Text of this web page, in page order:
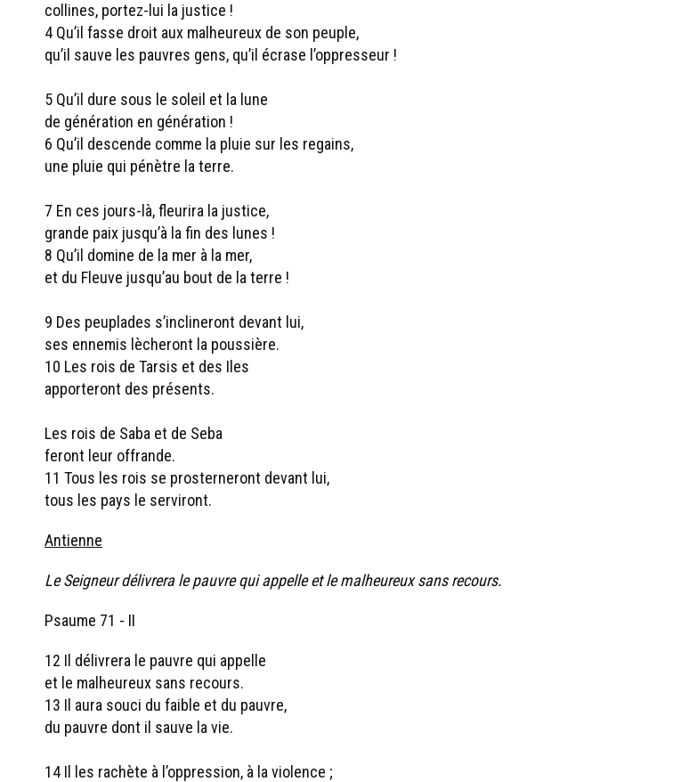
collines, portez-lui la justice !
4 Qu’il fasse droit aux malheureux de son peuple,
qu’il sauve les pauvres gens, qu’il écrase l’oppresseur !
5 Qu’il dure sous le soleil et la lune
de génération en génération !
6 Qu’il descende comme la pluie sur les regains,
une pluie qui pénètre la terre.
7 En ces jours-là, fleurira la justice,
grande paix jusqu’à la fin des lunes !
8 Qu’il domine de la mer à la mer,
et du Fleuve jusqu’au bout de la terre !
9 Des peuplades s’inclineront devant lui,
ses ennemis lècheront la poussière.
10 Les rois de Tarsis et des Iles
apporteront des présents.
Les rois de Saba et de Seba
feront leur offrande.
11 Tous les rois se prosterneront devant lui,
tous les pays le serviront.
Antienne
Le Seigneur délivrera le pauvre qui appelle et le malheureux sans recours.
Psaume 71 - II
12 Il délivrera le pauvre qui appelle
et le malheureux sans recours.
13 Il aura souci du faible et du pauvre,
du pauvre dont il sauve la vie.
14 Il les rachète à l’oppression, à la violence ;